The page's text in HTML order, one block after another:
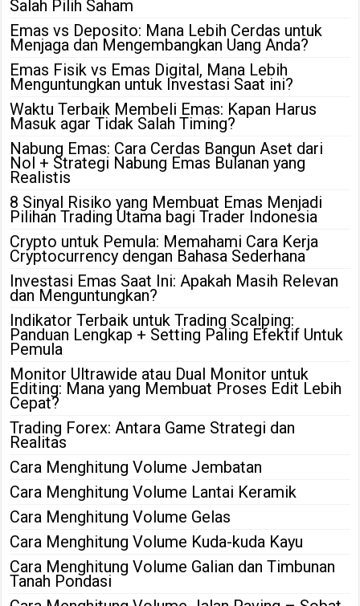
Salah Pilih Saham
Emas vs Deposito: Mana Lebih Cerdas untuk
Menjaga dan Mengembangkan Uang Anda?
Emas Fisik vs Emas Digital, Mana Lebih
Menguntungkan untuk Investasi Saat ini?
Waktu Terbaik Membeli Emas: Kapan Harus
Masuk agar Tidak Salah Timing?
Nabung Emas: Cara Cerdas Bangun Aset dari
Nol + Strategi Nabung Emas Bulanan yang
Realistis
8 Sinyal Risiko yang Membuat Emas Menjadi
Pilihan Trading Utama bagi Trader Indonesia
Crypto untuk Pemula: Memahami Cara Kerja
Cryptocurrency dengan Bahasa Sederhana
Investasi Emas Saat Ini: Apakah Masih Relevan
dan Menguntungkan?
Indikator Terbaik untuk Trading Scalping:
Panduan Lengkap + Setting Paling Efektif Untuk
Pemula
Monitor Ultrawide atau Dual Monitor untuk
Editing: Mana yang Membuat Proses Edit Lebih
Cepat?
Trading Forex: Antara Game Strategi dan
Realitas
Cara Menghitung Volume Jembatan
Cara Menghitung Volume Lantai Keramik
Cara Menghitung Volume Gelas
Cara Menghitung Volume Kuda-kuda Kayu
Cara Menghitung Volume Galian dan Timbunan
Tanah Pondasi